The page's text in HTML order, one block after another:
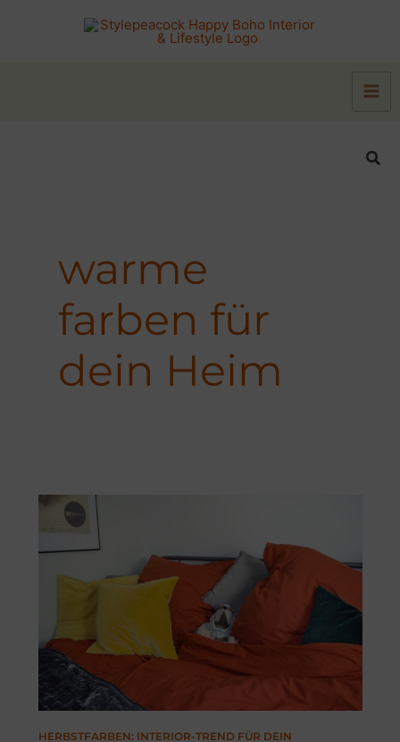
warme
farben für
dein Heim
HERBSTFARBEN: INTERIOR-TREND FÜR DEIN